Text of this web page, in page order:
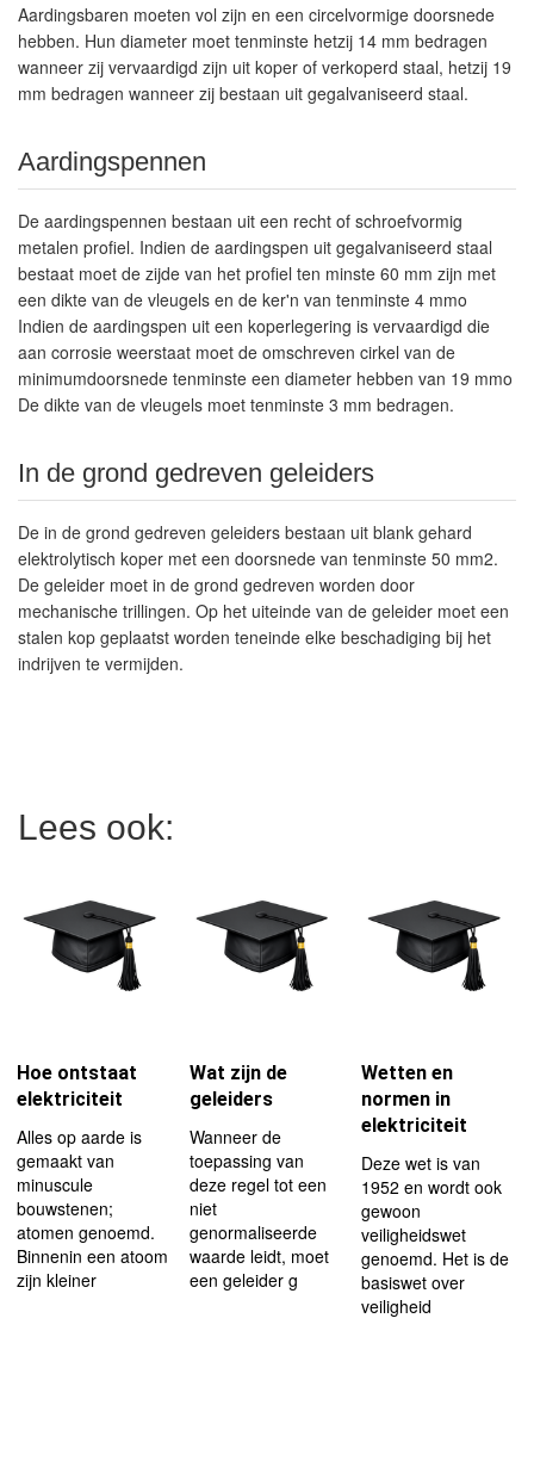
Aardingsbaren moeten vol zijn en een circelvormige doorsnede
hebben. Hun diameter moet tenminste hetzij 14 mm bedragen
wanneer zij vervaardigd zijn uit koper of verkoperd staal, hetzij 19
mm bedragen wanneer zij bestaan uit gegalvaniseerd staal.
Aardingspennen
De aardingspennen bestaan uit een recht of schroefvormig
metalen profiel. Indien de aardingspen uit gegalvaniseerd staal
bestaat moet de zijde van het profiel ten minste 60 mm zijn met
een dikte van de vleugels en de ker'n van tenminste 4 mmo
Indien de aardingspen uit een koperlegering is vervaardigd die
aan corrosie weerstaat moet de omschreven cirkel van de
minimumdoorsnede tenminste een diameter hebben van 19 mmo
De dikte van de vleugels moet tenminste 3 mm bedragen.
In de grond gedreven geleiders
De in de grond gedreven geleiders bestaan uit blank gehard
elektrolytisch koper met een doorsnede van tenminste 50 mm2.
De geleider moet in de grond gedreven worden door
mechanische trillingen. Op het uiteinde van de geleider moet een
stalen kop geplaatst worden teneinde elke beschadiging bij het
indrijven te vermijden.
Lees ook:
Hoe ontstaat
elektriciteit
Alles op aarde is
gemaakt van
minuscule
bouwstenen;
atomen genoemd.
Binnenin een atoom
zijn kleiner
Wat zijn de
geleiders
Wanneer de
toepassing van
deze regel tot een
niet
genormaliseerde
waarde leidt, moet
een geleider g
Wetten en
normen in
elektriciteit
Deze wet is van
1952 en wordt ook
gewoon
veiligheidswet
genoemd. Het is de
basiswet over
veiligheid